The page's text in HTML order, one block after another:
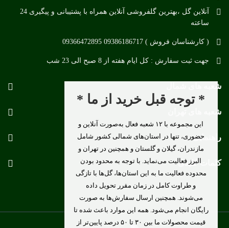
آنلاین گل ،بهترین گلفروشی آنلاین همراه با پشتیبانی و پیگیری 24
ساعته
( کارشناسان فروش ) 09386186717 09366472895
جهت ثبت سفارش : کل ایام هفته از 8 صبح الی 23 شب
شعبه های شمال
شعبه های تهران
راهنمایی
کلمات کلیدی
* توجه قبل خرید از ما *
این مجموعه با ۱۲ شعبه فعال به‌صورت آنلاین و
حضوری، تنها در استان‌های شمالی کشور شامل
مازندران، گیلان و گلستان و همچنین در تهران و
البرز فعالیت می‌نماید. با توجه به محدود بودن
محدوده فعالیت ما به این استان‌ها، گل‌ها با تازگی
و طراوت کامل در زمان مقرر تحویل داده
می‌شوند. همچنین ارسال سفارش‌ها به صورت
رایگان انجام می‌شود. همه این موارد باعث شده تا
قیمت محصولات ما بین ۳۰ تا ۵۰ درصد پایین‌تر از